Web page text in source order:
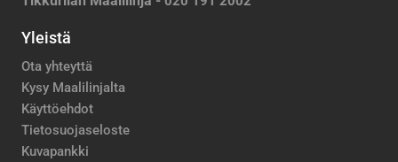
Yleistä
Ota yhteyttä
Kysy Maalilinjalta
Käyttöehdot
Tietosuojaseloste
Kuvapankki